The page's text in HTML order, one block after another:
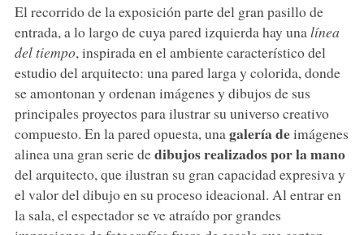
El recorrido de la exposición parte del gran pasillo de
entrada, a lo largo de cuya pared izquierda hay una línea
del tiempo, inspirada en el ambiente característico del
estudio del arquitecto: una pared larga y colorida, donde
se amontonan y ordenan imágenes y dibujos de sus
principales proyectos para ilustrar su universo creativo
compuesto. En la pared opuesta, una galería deimágenes
alinea una gran serie dedibujos realizados por la mano
del arquitecto, que ilustran su gran capacidad expresiva y
el valor del dibujo en su proceso ideacional. Al entrar en
la sala, el espectador se ve atraído por grandes